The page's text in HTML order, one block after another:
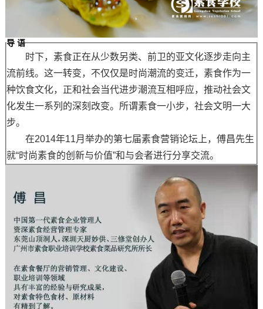
导 语
时下，素食正在从少数另类、前卫的亚文化逐步走向主
流前线。这一转变，不仅仅是时尚潮流的变迁，素食作为一
种饮食文化，正和社会当代进步潮流互相呼应，推动社会文
化发生一系列的深刻改变。所谓素食一小步，社会文明一大
步。
在2014年11月举办的第七届素食营销论坛上，傅昌先生
就“时尚素食的创新与价值”和与会者进行分享交流。